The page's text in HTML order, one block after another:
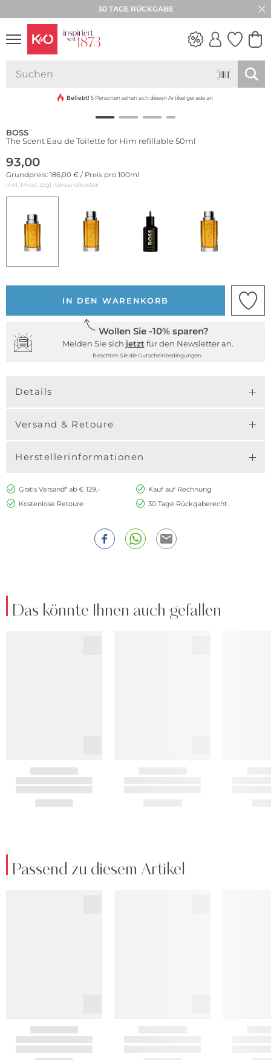
30 TAGE RÜCKGABE
VIBES
Beliebt! 5 Personen sehen sich diesen Artikel gerade an
BOSS
The Scent Eau de Toilette for Him refillable 50ml
93,00
Grundpreis: 186,00 € / Preis pro 100ml
inkl. Mwst zzgl. Versandkosten
IN DEN WARENKORB
Wollen Sie -10% sparen?
Melden Sie sich jetzt für den Newsletter an.
Beachten Sie die Gutscheinbedingungen.
Details
Versand & Retoure
Herstellerinformationen
Gratis Versand* ab € 129,-
Kauf auf Rechnung
Kostenlose Retoure
30 Tage Rückgaberecht
Das könnte Ihnen auch gefallen
Passend zu diesem Artikel